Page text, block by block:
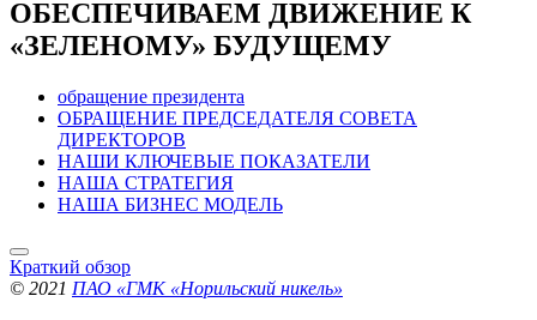
ОБЕСПЕЧИВАЕМ ДВИЖЕНИЕ К
«ЗЕЛЕНОМУ» БУДУЩЕМУ
обращение президента
ОБРАЩЕНИЕ ПРЕДСЕДАТЕЛЯ СОВЕТА
ДИРЕКТОРОВ
НАШИ КЛЮЧЕВЫЕ ПОКАЗАТЕЛИ
НАША СТРАТЕГИЯ
НАША БИЗНЕС МОДЕЛЬ
Краткий обзор
© 2021 ПАО «ГМК «Норильский никель»